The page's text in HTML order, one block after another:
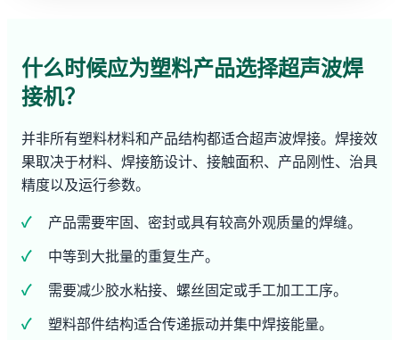
什么时候应为塑料产品选择超声波焊
接机？
并非所有塑料材料和产品结构都适合超声波焊接。焊接效
果取决于材料、焊接筋设计、接触面积、产品刚性、治具
精度以及运行参数。
产品需要牢固、密封或具有较高外观质量的焊缝。
中等到大批量的重复生产。
需要减少胶水粘接、螺丝固定或手工加工工序。
塑料部件结构适合传递振动并集中焊接能量。